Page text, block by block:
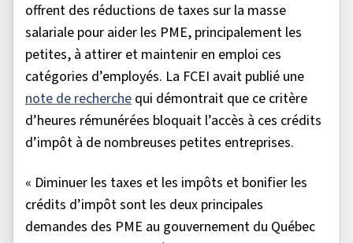
offrent des réductions de taxes sur la masse
salariale pour aider les PME, principalement les
petites, à attirer et maintenir en emploi ces
catégories d’employés. La FCEI avait publié une
note de recherche qui démontrait que ce critère
d’heures rémunérées bloquait l’accès à ces crédits
d’impôt à de nombreuses petites entreprises.
« Diminuer les taxes et les impôts et bonifier les
crédits d’impôt sont les deux principales
demandes des PME au gouvernement du Québec